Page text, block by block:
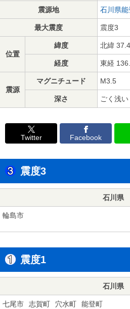
震源地 石川県
最大震度 震度3
位置
緯度 北緯
経度 東経
震源
マグニチュード M3.5
深さ ごく浅い
Twitter Facebook
震度3
石川県
輪島市
震度1
石川県
七尾市 志賀町 穴水町 能登町